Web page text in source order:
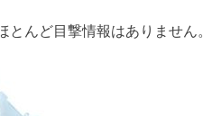
んど目撃情報はありません。